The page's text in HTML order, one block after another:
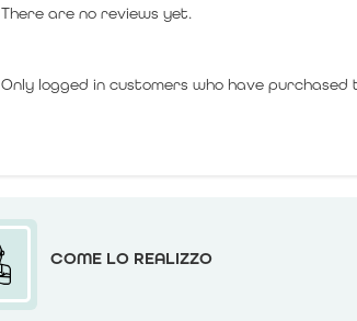
There are no reviews yet.
Only logged in customers who have
COME LO REALIZZO